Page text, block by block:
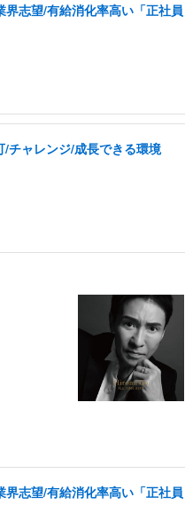
志望/有給消化率高い「正社
チャレンジ/成長できる環境
志望/有給消化率高い「正社